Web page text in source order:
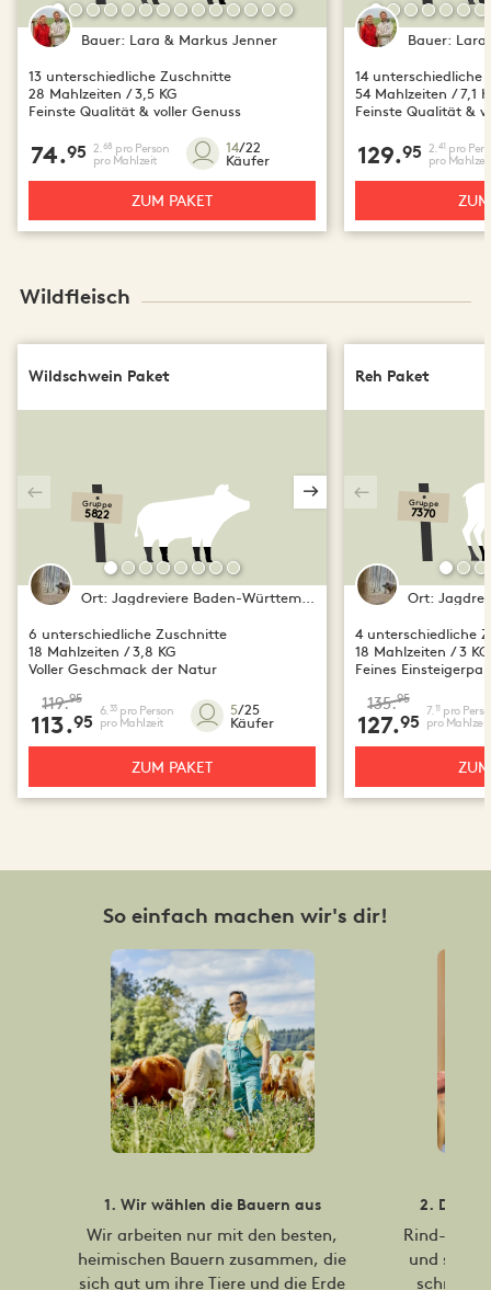
Bauer: Lara & Markus Jenner
13 unterschiedliche Zuschnitte
28 Mahlzeiten / 3,5 KG
Feinste Qualität & voller Genuss
74.95 2. 68 pro Person
pro Mahlzeit
14/22
Käufer
ZUM PAKET
Bauer: Lara
14 unterschiedliche
54 Mahlzeiten / 7,1
Feinste Qualität &
129.95 2. 41 pro
pro
Wildfleisch
Wildschwein Paket
Gruppe
5822
Ort: Jagdreviere Baden-Württemberg
6 unterschiedliche Zuschnitte
18 Mahlzeiten / 3,8 KG
Voller Geschmack der Natur
119.95
113.95
6. 33pro Person
pro Mahlzeit
5/25
Käufer
ZUM PAKET
Reh Paket
Gruppe
7370
Ort:
4 unterschiedliche
18 Mahlzeiten / 3 KG
Feines
135.95
127.95
7. 11 pro
pro Mahlzeit
So einfach machen wir's dir!
1. Wir wählen die Bauern aus
Wir arbeiten nur mit den besten,
heimischen Bauern zusammen, die
sich gut um ihre Tiere und die Erde
2. Du
Rind- und
und